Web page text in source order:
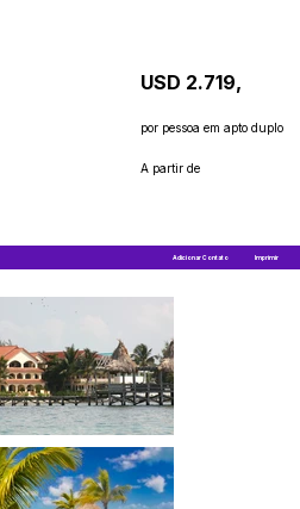
Adicionar Contato Imprimir
A partir de
USD 2.719,
por pessoa em apto duplo